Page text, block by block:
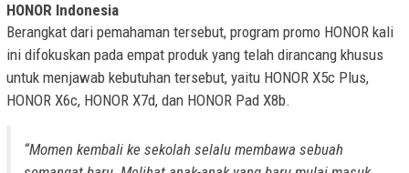
HONOR Indonesia
Berangkat dari pemahaman tersebut, program promo HONOR kali
ini difokuskan pada empat produk yang telah dirancang khusus
untuk menjawab kebutuhan tersebut, yaitu HONOR X5c Plus,
HONOR X6c, HONOR X7d, dan HONOR Pad X8b.
“Momen kembali ke sekolah selalu membawa sebuah